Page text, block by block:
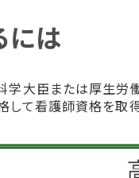
には
学大臣または厚生労
して看護師資格を取